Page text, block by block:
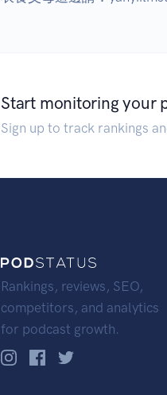
Start monitoring your
Sign up to track rankings
Rankings, reviews, SEO,
competitors, and analytics
for podcast growth.